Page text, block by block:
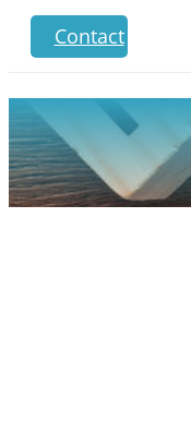
Contact